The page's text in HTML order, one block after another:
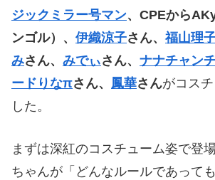
ジックミラー号マン、CPEから
ンゴル）、 伊織涼子さん、 福山理
みさん、 みでぃさん、 ナナチャン
ードりなπさん、 鳳華さんがコス
した。
まずは深紅のコスチューム姿で登
ちゃんが「どんなルールであって